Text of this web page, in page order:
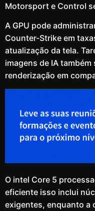
Motorsport e Control
A GPU pode
Counter-Strike em
atualização da tela.
imagens de IA
renderização em
O intel Core 5
eficiente isso inclui
exigentes, enquanto a